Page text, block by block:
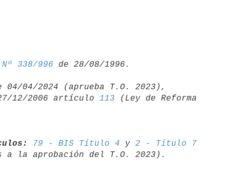
Nº 338/996
04/04/2024 (aprueba T.O. 2023),
27/12/2006 artículo
113 (Ley de Reforma
79 - BIS Título 4 y 2 - Título 7